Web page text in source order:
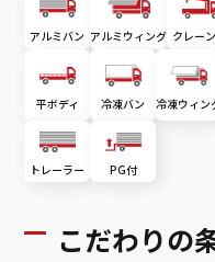
アルミバン アルミウィング クレー
平ボディ 冷凍バン 冷凍ウィン
トレーラー PG付
こだわりの